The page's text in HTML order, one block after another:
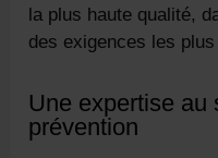
la plus haute qualité,
des exigences les
Une expertise au
prévention